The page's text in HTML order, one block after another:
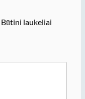
Būtini laukeliai